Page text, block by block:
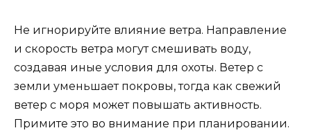
Не игнорируйте влияние ветра. Направление
и скорость ветра могут смешивать воду,
создавая иные условия для охоты. Ветер с
земли уменьшает покровы, тогда как свежий
ветер с моря может повышать активность.
Примите это во внимание при планировании.